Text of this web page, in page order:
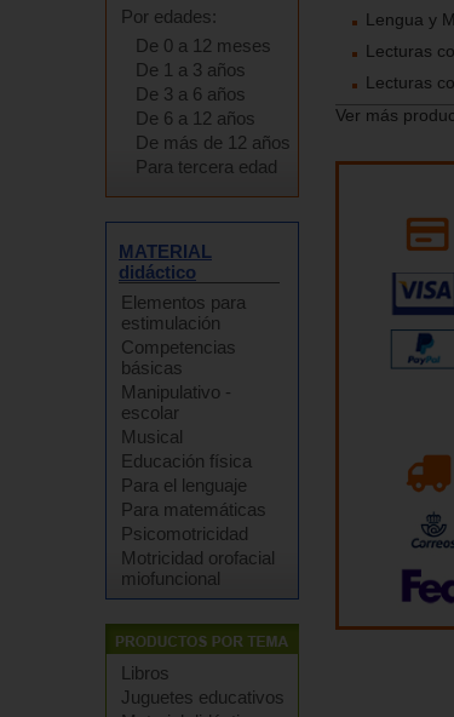
Por edades:
De 0 a 12 meses
De 1 a 3 años
De 3 a 6 años
De 6 a 12 años
De más de 12 años
Para tercera edad
MATERIAL
didáctico
Elementos para
estimulación
Competencias
básicas
Manipulativo -
escolar
Musical
Educación física
Para el lenguaje
Para matemáticas
Psicomotricidad
Motricidad orofacial
miofuncional
Libros
Juguetes educativos
Lengua y
Lecturas
Lecturas
Ver más